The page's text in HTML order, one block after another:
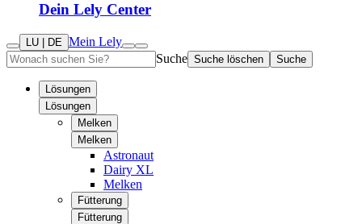
Dein Lely Center
LU | DE Mein Lely
Suche Suche löschen Suche
Lösungen
Lösungen
Melken
Melken
Astronaut
Dairy XL
Melken
Fütterung
Fütterung